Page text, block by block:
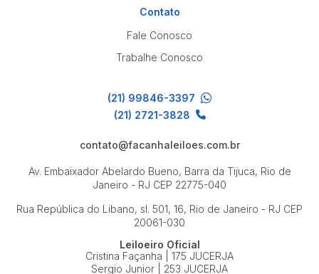
Contato
Fale Conosco
Trabalhe Conosco
(21) 99846-3397
(21) 2721-3828
contato@facanhaleiloes.com.br
Av. Embaixador Abelardo Bueno, Barra da Tijuca, Rio de
Janeiro - RJ CEP 22775-040
Rua República do Libano, sl. 501, 16, Rio de Janeiro - RJ CEP
20061-030
Leiloeiro Oficial
Cristina Façanha | 175 JUCERJA
Sergio Junior | 253 JUCERJA